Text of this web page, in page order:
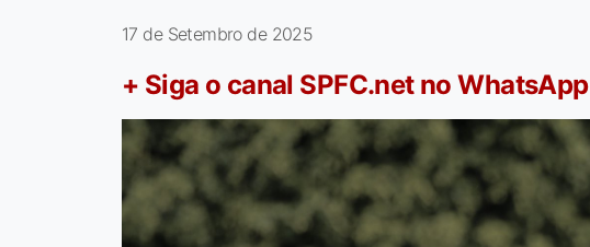
17 de Setembro de 2025
+ Siga o canal SPFC.net no WhatsApp